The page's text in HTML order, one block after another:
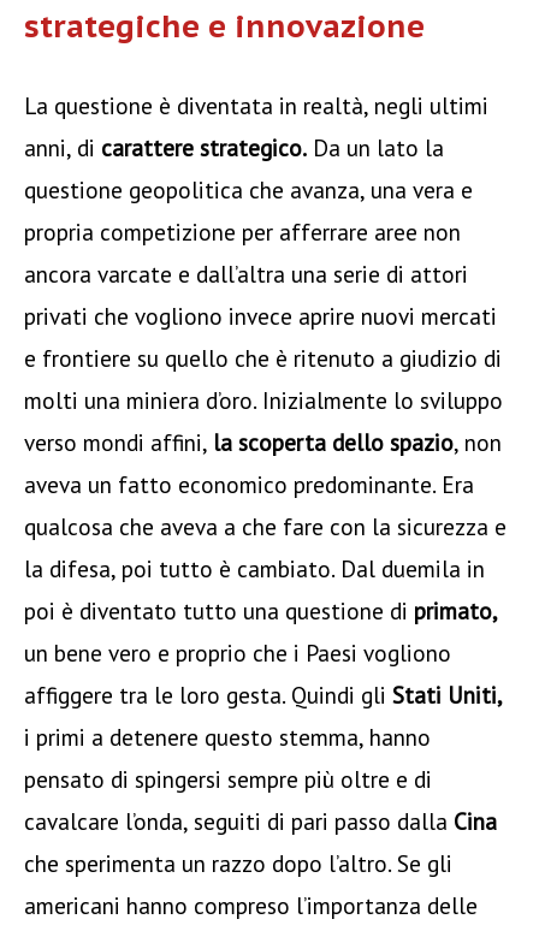
strategiche e innovazione
La questione è diventata in realtà, negli ultimi
anni, di carattere strategico. Da un lato la
questione geopolitica che avanza, una vera e
propria competizione per afferrare aree non
ancora varcate e dall’altra una serie di attori
privati che vogliono invece aprire nuovi mercati
e frontiere su quello che è ritenuto a giudizio di
molti una miniera d’oro. Inizialmente lo sviluppo
verso mondi affini, la scoperta dello spazio, non
aveva un fatto economico predominante. Era
qualcosa che aveva a che fare con la sicurezza e
la difesa, poi tutto è cambiato. Dal duemila in
poi è diventato tutto una questione di primato,
un bene vero e proprio che i Paesi vogliono
affiggere tra le loro gesta. Quindi gliStati Uniti,
i primi a detenere questo stemma, hanno
pensato di spingersi sempre più oltre e di
cavalcare l’onda, seguiti di pari passo dalla Cina
che sperimenta un razzo dopo l’altro. Se gli
americani hanno compreso l’importanza delle